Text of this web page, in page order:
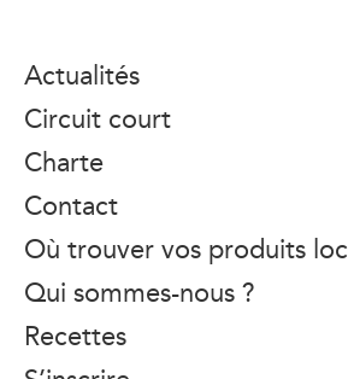
Actualités
Circuit court
Charte
Contact
Où trouver vos produits
Qui sommes-nous ?
Recettes